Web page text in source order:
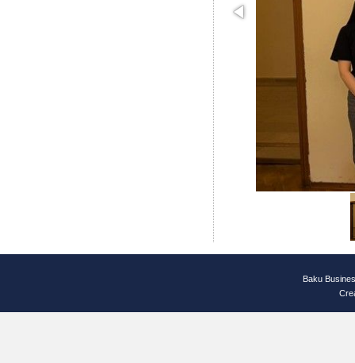
Baku